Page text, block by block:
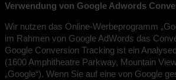
Verwendung von Google Adwords
Wir nutzen das Online-Werbeprogramm
im Rahmen von Google AdWords das
Google Conversion Tracking ist ein
(1600 Amphitheatre Parkway, Mountain
„Google“). Wenn Sie auf eine von Google